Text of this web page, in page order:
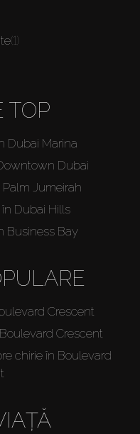
(1)
TOP
Dubai Marina
Dubai
Palm Jumeirah
Dubai Hills
Business Bay
Crescent
Crescent
chirie în Boulevard